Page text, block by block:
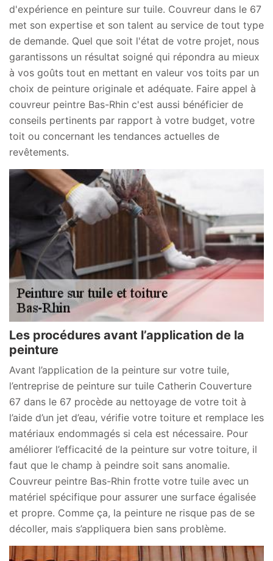
d'expérience en peinture sur tuile. Couvreur dans le 67
met son expertise et son talent au service de tout type
de demande. Quel que soit l'état de votre projet, nous
garantissons un résultat soigné qui répondra au mieux
à vos goûts tout en mettant en valeur vos toits par un
choix de peinture originale et adéquate. Faire appel à
couvreur peintre Bas-Rhin c'est aussi bénéficier de
conseils pertinents par rapport à votre budget, votre
toit ou concernant les tendances actuelles de
revêtements.
Les procédures avant l’application de la
peinture
Avant l’application de la peinture sur votre tuile,
l’entreprise de peinture sur tuile Catherin Couverture
67 dans le 67 procède au nettoyage de votre toit à
l’aide d’un jet d’eau, vérifie votre toiture et remplace les
matériaux endommagés si cela est nécessaire. Pour
améliorer l’efficacité de la peinture sur votre toiture, il
faut que le champ à peindre soit sans anomalie.
Couvreur peintre Bas-Rhin frotte votre tuile avec un
matériel spécifique pour assurer une surface égalisée
et propre. Comme ça, la peinture ne risque pas de se
décoller, mais s’appliquera bien sans problème.